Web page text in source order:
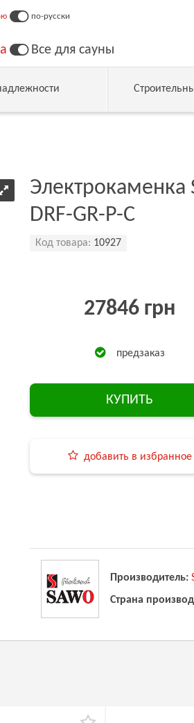
по-русски
Все для сауны
Электрокаменка
DRF-GR-P-C
Код товара: 10927
27846 грн
предзаказ
КУПИТЬ
добавить в избранное
Производитель:
Страна